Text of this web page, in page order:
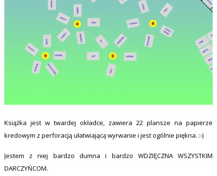
Książka jest w twardej okładce, zawiera 22 plansze na papierze
kredowym z perforacją ułatwiającą wyrwanie i jest ogólnie piękna. :-)
Jestem z niej bardzo dumna i bardzo WDZIĘCZNA WSZYSTKIM
DARCZYŃCOM.